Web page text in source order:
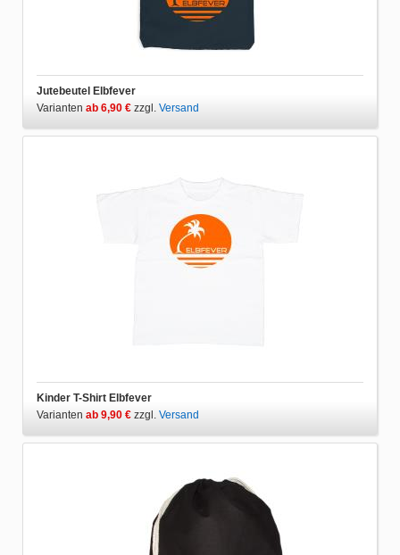
Jutebeutel Elbfever
Varianten ab 6,90 € zzgl. Versand
Kinder T-Shirt Elbfever
Varianten ab 9,90 € zzgl. Versand